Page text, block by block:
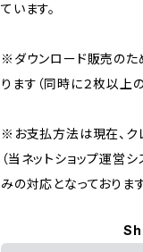
ています。
※ダウンロード販売のた
ります（同時に２枚以上
※お支払方法は現在、ク
（当ネットショップ運営
みの対応となっておりま